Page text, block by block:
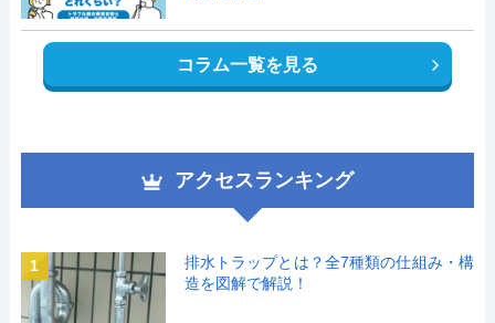
コラム一覧を見る
アクセスランキング
1
排水トラップとは？全7種類の仕組み・構
造を図解で解説！